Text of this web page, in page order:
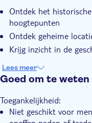
winkel.Kleinere Groep
Diervriendelijk
Ontdek het
hoogtepunten
Ontdek geheime
Krijg inzicht in de
Lees meer
Goed om te weten
Toegankelijkheid:
Niet geschikt voor